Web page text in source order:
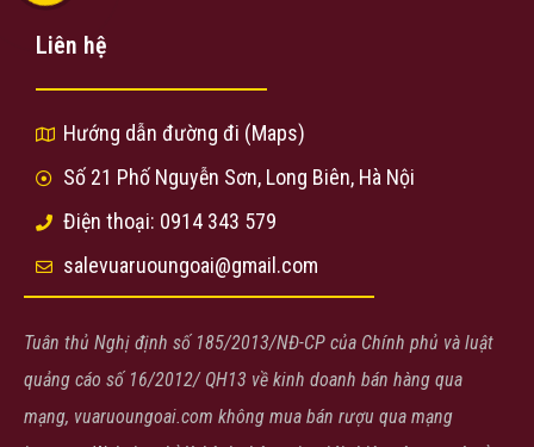
Liên hệ
Hướng dẫn đường đi (Maps)
Số 21 Phố Nguyễn Sơn, Long Biên, Hà Nội
Điện thoại: 0914 343 579
salevuaruoungoai@gmail.com
Tuân thủ Nghị định số 185/2013/NĐ-CP của Chính phủ và luật
quảng cáo số 16/2012/ QH13 về kinh doanh bán hàng qua
mạng, vuaruoungoai.com không mua bán rượu qua mạng